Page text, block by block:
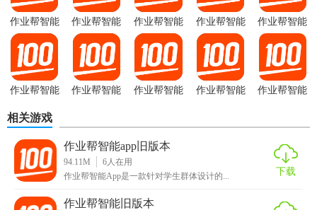
作业帮智能
APP官网版
作业帮智能
2026最新版
作业帮智能
旧版本
作业帮智能
作业帮智能
app免费版
作业帮智能
作业帮智能
作业帮智能
作业帮智能 作业帮智能
相关游戏
作业帮智能app旧版本
94.11M 6 人在用
作业帮智能App是一款针对学生群体设计的...
下载
作业帮智能旧版本